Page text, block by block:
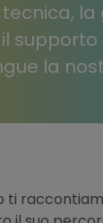
tecnica,
la
ti